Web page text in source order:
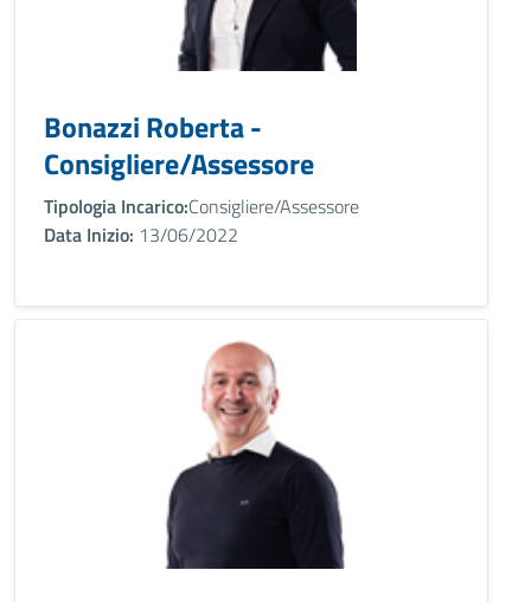
Bonazzi Roberta -
Consigliere/Assessore
Tipologia Incarico:Consigliere/Assessore
Data Inizio: 13/06/2022